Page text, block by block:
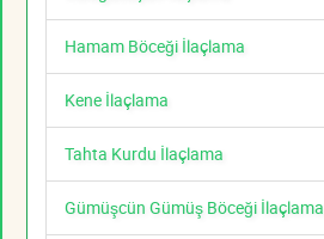
Hamam Böceği İlaçlama
Kene İlaçlama
Tahta Kurdu İlaçlama
Gümüşcün Gümüş Böceği İlaçlama